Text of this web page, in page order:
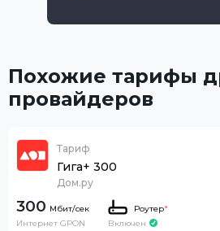
Похожие тарифы
провайдеров
Тариф
Гига+ 300
Дом.ру
300
Интернет GPON
Роутер*
Включен